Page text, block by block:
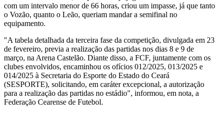
com um intervalo menor de 66 horas, criou um impasse, já que tanto
o Vozão, quanto o Leão, queriam mandar a semifinal no
equipamento.
"A tabela detalhada da terceira fase da competição, divulgada em 23
de fevereiro, previa a realização das partidas nos dias 8 e 9 de
março, na Arena Castelão. Diante disso, a FCF, juntamente com os
clubes envolvidos, encaminhou os ofícios 012/2025, 013/2025 e
014/2025 à Secretaria do Esporte do Estado do Ceará
(SESPORTE), solicitando, em caráter excepcional, a autorização
para a realização das partidas no estádio", informou, em nota, a
Federação Cearense de Futebol.